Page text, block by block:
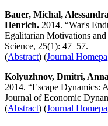
Bauer, Michal,
Henrich. 2014. “War's
Egalitarian Motivations
Science, 25(1): 47–57.
(Abstract) (Journal
Kolyuzhnov, Dmitri,
2014. “Escape Dynamics:
Journal of Economic
(Abstract) (Journal